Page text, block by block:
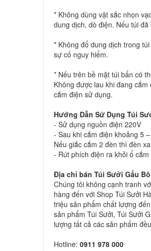
* Không dùng vật sắc nhọn
dung dịch, dò điện. Nếu túi
* Không đổ dung dịch trong
sự cố nguy hiểm.
* Nếu trên bề mặt túi bẩn có
Không được lau khi đang
cắm điện sử dụng.
Hướng Dẫn Sử Dụng Túi
- Sử dụng nguồn điện 220V
- Sau khi cắm điện khoảng 5
Nếu giắc cắm 2 đèn thì đèn
- Rút phích điện ra khỏi ổ
Địa chỉ bán Túi Sưởi Gấu
Chúng tôi không cạnh tranh
hàng đến với Shop Túi Sưởi
triệu sản phẩm chất lượng
sản phẩm Túi Sưởi, Túi Sưởi
lượng tất cả các sản phẩm
Hotline: 0911 978 000